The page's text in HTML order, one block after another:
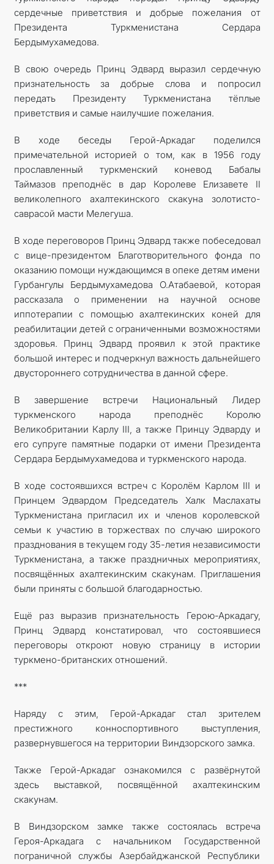
сердечные приветствия и добрые пожелания от
Президента Туркменистана Сердара
Бердымухамедова.
В свою очередь Принц Эдвард выразил сердечную
признательность за добрые слова и попросил
передать Президенту Туркменистана тёплые
приветствия и самые наилучшие пожелания.
В ходе беседы Герой-Аркадаг поделился
примечательной историей о том, как в 1956 году
прославленный туркменский коневод Бабалы
Таймазов преподнёс в дар Королеве Елизавете II
великолепного ахалтекинского скакуна золотисто-
саврасой масти Мелегуша.
В ходе переговоров Принц Эдвард также побеседовал
с вице-президентом Благотворительного фонда по
оказанию помощи нуждающимся в опеке детям имени
Гурбангулы Бердымухамедова О.Атабаевой, которая
рассказала о применении на научной основе
иппотерапии с помощью ахалтекинских коней для
реабилитации детей с ограниченными возможностями
здоровья. Принц Эдвард проявил к этой практике
большой интерес и подчеркнул важность дальнейшего
двустороннего сотрудничества в данной сфере.
В завершение встречи Национальный Лидер
туркменского народа преподнёс Королю
Великобритании Карлу III, а также Принцу Эдварду и
его супруге памятные подарки от имени Президента
Сердара Бердымухамедова и туркменского народа.
В ходе состоявшихся встреч с Королём Карлом III и
Принцем Эдвардом Председатель Халк Маслахаты
Туркменистана пригласил их и членов королевской
семьи к участию в торжествах по случаю широкого
празднования в текущем году 35-летия независимости
Туркменистана, а также праздничных мероприятиях,
посвящённых ахалтекинским скакунам. Приглашения
были приняты с большой благодарностью.
Ещё раз выразив признательность Герою-Аркадагу,
Принц Эдвард констатировал, что состоявшиеся
переговоры откроют новую страницу в истории
туркмено-британских отношений.
***
Наряду с этим, Герой-Аркадаг стал зрителем
престижного конноспортивного выступления,
развернувшегося на территории Виндзорского замка.
Также Герой-Аркадаг ознакомился с развёрнутой
здесь выставкой, посвящённой ахалтекинским
скакунам.
В Виндзорском замке также состоялась встреча
Героя-­Аркадага с начальником Государственной
пограничной службы Азербайджанской Республики